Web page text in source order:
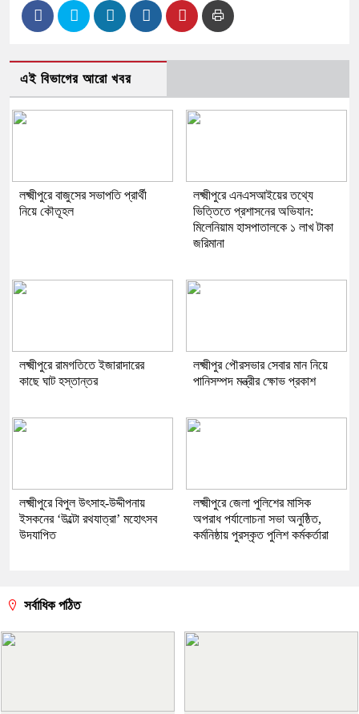
এই বিভাগের আরো খবর
লক্ষ্মীপুরে বাজুসের সভাপতি প্রার্থী
নিয়ে কৌতূহল
লক্ষ্মীপুরে এনএসআইয়ের তথ্যে
ভিত্তিতে প্রশাসনের অভিযান:
মিলেনিয়াম হাসপাতালকে ১ লাখ টাকা
জরিমানা
লক্ষ্মীপুরে রামগতিতে ইজারাদারের
কাছে ঘাট হস্তান্তর
লক্ষ্মীপুর পৌরসভার সেবার মান নিয়ে
পানিসম্পদ মন্ত্রীর ক্ষোভ প্রকাশ
লক্ষ্মীপুরে বিপুল উৎসাহ-উদ্দীপনায়
ইসকনের ‘উল্টো রথযাত্রা’ মহোৎসব
উদযাপিত
লক্ষ্মীপুরে জেলা পুলিশের মাসিক
অপরাধ পর্যালোচনা সভা অনুষ্ঠিত,
কর্মনিষ্ঠায় পুরস্কৃত পুলিশ কর্মকর্তারা
সর্বাধিক পঠিত